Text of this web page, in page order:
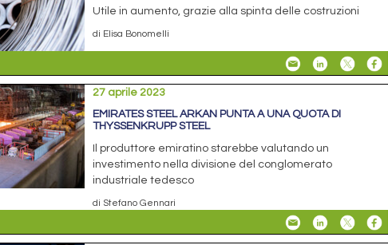
Utile in aumento, grazie alla spinta delle costruzioni
di Elisa Bonomelli
27 aprile 2023
EMIRATES STEEL ARKAN PUNTA A UNA QUOTA DI
THYSSENKRUPP STEEL
Il produttore emiratino starebbe valutando un
investimento nella divisione del conglomerato
industriale tedesco
di Stefano Gennari